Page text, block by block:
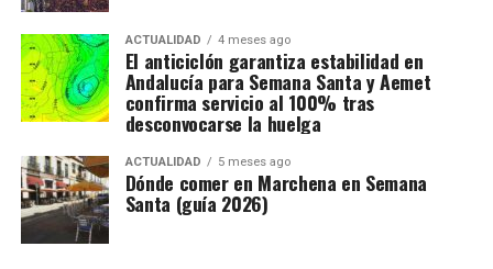
ACTUALIDAD 4 meses ago
El anticiclón garantiza estabilidad en
Andalucía para Semana Santa y Aemet
confirma servicio al 100% tras
desconvocarse la huelga
ACTUALIDAD 5 meses ago
Dónde comer en Marchena en Semana
Santa (guía 2026)